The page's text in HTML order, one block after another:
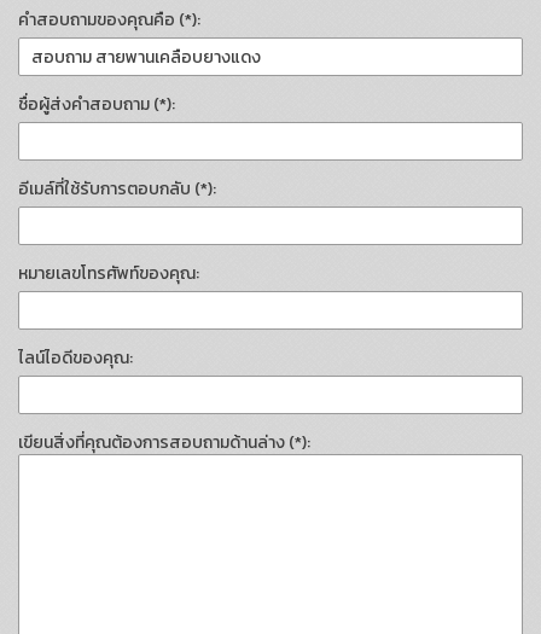
คำสอบถามของคุณคือ (*):
ชื่อผู้ส่งคำสอบถาม (*):
อีเมล์ที่ใช้รับการตอบกลับ (*):
หมายเลขโทรศัพท์ของคุณ:
ไลน์ไอดีของคุณ:
เขียนสิ่งที่คุณต้องการสอบถามด้านล่าง (*):